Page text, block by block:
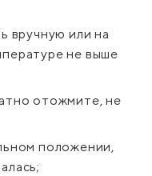
вручную или на
не выше
отожмите, не
положении,